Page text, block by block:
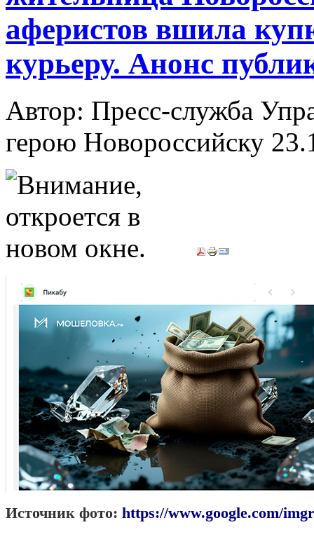
аферистов вшила
курьеру. Анонс
Автор: Пресс-служба
герою Новороссийску
Источник фото: https://www.google.com/